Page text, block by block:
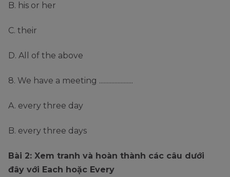
B. his or her
C. their
D. All of the above
8. We have a meeting ......................
A. every three day
B. every three days
Bài 2: Xem tranh và hoàn thành các câu dưới
đây với Each hoặc Every